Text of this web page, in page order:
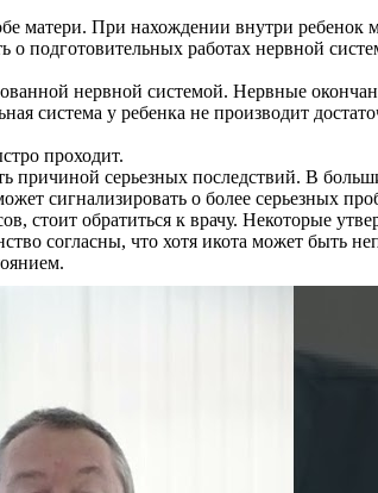
матери. При нахождении внутри ребенок
о подготовительных работах нервной
нервной системой. Нервные
система у ребенка не производит
проходит.
серьезных последствий. В
сигнализировать о более серьезных
стоит обратиться к врачу. Некоторые
согласны, что хотя икота может быть